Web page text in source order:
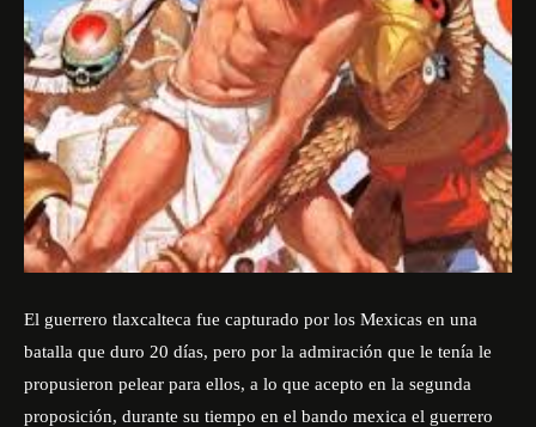
El guerrero tlaxcalteca fue capturado por los Mexicas en una
batalla que duro 20 días, pero por la admiración que le tenía le
propusieron pelear para ellos, a lo que acepto en la segunda
proposición, durante su tiempo en el bando mexica el guerrero